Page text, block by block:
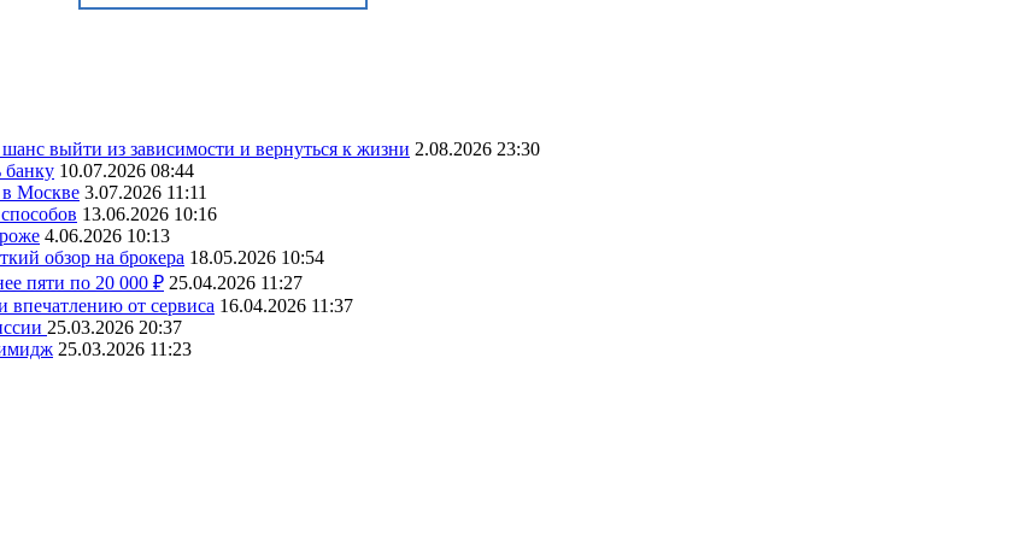
выйти из зависимости и вернуться к жизни 2.08.2026 23:30
банку 10.07.2026 08:44
Москве 3.07.2026 11:11
13.06.2026 10:16
4.06.2026 10:13
обзор на брокера 18.05.2026 10:54
пяти по 20 000 ₽ 25.04.2026 11:27
впечатлению от сервиса 16.04.2026 11:37
25.03.2026 20:37
25.03.2026 11:23